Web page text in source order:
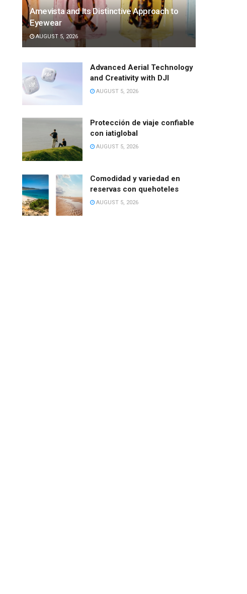
Amevista and Its Distinctive Approach to
Eyewear
AUGUST 5, 2026
Advanced Aerial Technology
and Creativity with DJI
AUGUST 5, 2026
Protección de viaje confiable
con iatiglobal
AUGUST 5, 2026
Comodidad y variedad en
reservas con quehoteles
AUGUST 5, 2026